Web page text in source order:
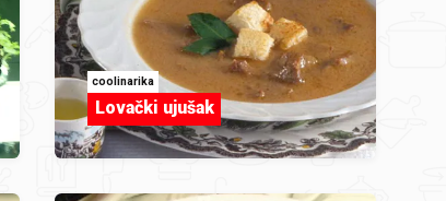
coolinarika
Lovački ujušak